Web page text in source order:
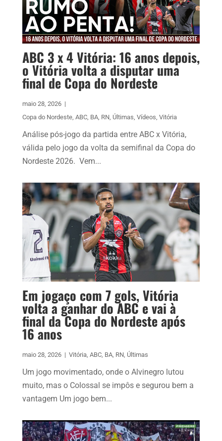
ABC 3 x 4 Vitória: 16 anos depois,
o Vitória volta a disputar uma
final de Copa do Nordeste
maio 28, 2026 |
Copa do Nordeste, ABC, BA, RN, Últimas, Vídeos, Vitória
Análise pós-jogo da partida entre ABC x Vitória,
válida pelo jogo da volta da semifinal da Copa do
Nordeste 2026. Vem...
Em jogaço com 7 gols, Vitória
volta a ganhar do ABC e vai à
final da Copa do Nordeste após
16 anos
maio 28, 2026 | Vitória, ABC, BA, RN, Últimas
Um jogo movimentado, onde o Alvinegro lutou
muito, mas o Colossal se impôs e segurou bem a
vantagem Um jogo bem...